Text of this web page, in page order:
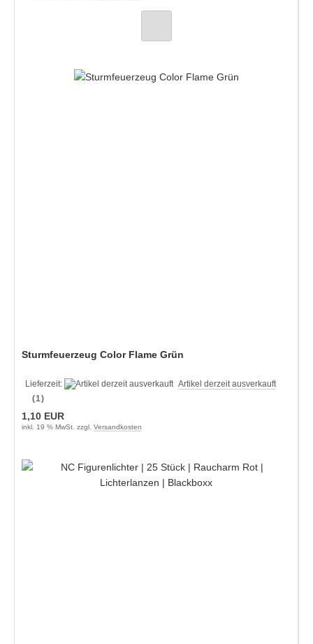
Sturmfeuerzeug Color Flame Grün
Lieferzeit:
Artikel derzeit ausverkauft
(1)
1,10 EUR
inkl. 19 % MwSt. zzgl. Versandkosten